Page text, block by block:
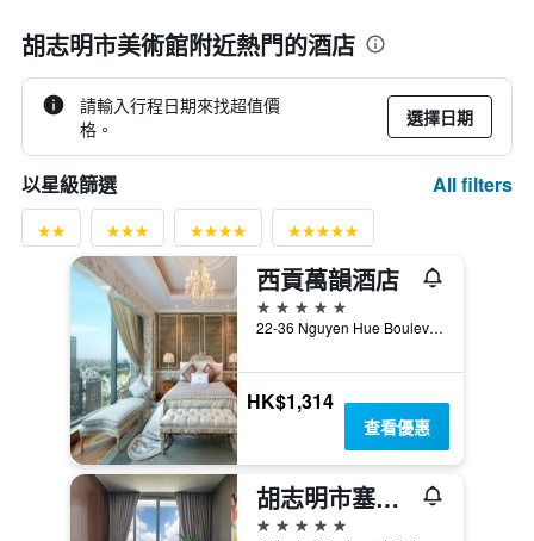
胡志明市美術館附近熱門的酒店
請輸入行程日期來找超值價
格。
選擇日期
以星級篩選 All filters
西貢萬韻酒店
5星級
22-36 Nguyen Hue Boulevard, 胡志明市, 越南
HK$1,314
查看優惠
胡志明市塞多納套房酒店
5星級